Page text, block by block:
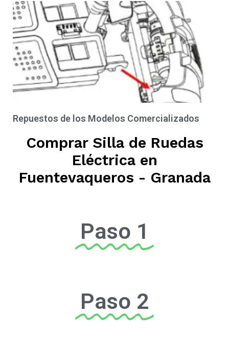
Repuestos de los Modelos Comercializados
Comprar Silla de Ruedas
Eléctrica en
Fuentevaqueros - Granada
Paso 1
Paso 2